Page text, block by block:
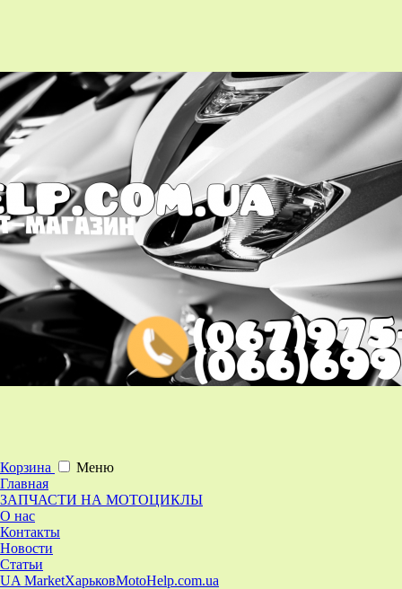
Корзина
Меню
Главная
ЗАПЧАСТИ НА МОТОЦИКЛЫ
О нас
Контакты
Новости
Статьи
UA MarketХарьковMotoHelp.com.ua